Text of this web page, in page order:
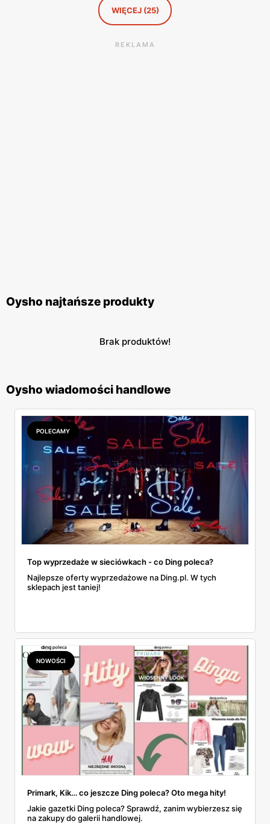
WIĘCEJ (25)
REKLAMA
Oysho najtańsze produkty
Brak produktów!
Oysho wiadomości handlowe
POLECAMY
Top wyprzedaże w sieciówkach - co Ding poleca?
Najlepsze oferty wyprzedażowe na Ding.pl. W tych
sklepach jest taniej!
NOWOŚCI
Primark, Kik… co jeszcze Ding poleca? Oto mega hity!
Jakie gazetki Ding poleca? Sprawdź, zanim wybierzesz się
na zakupy do galerii handlowej.